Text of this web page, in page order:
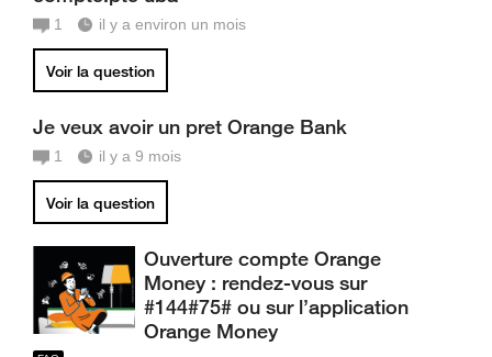
1 il y a environ un mois
Voir la question
Je veux avoir un pret Orange Bank
1 il y a 9 mois
Voir la question
Ouverture compte Orange
Money : rendez-vous sur
#144#75# ou sur l’application
Orange Money